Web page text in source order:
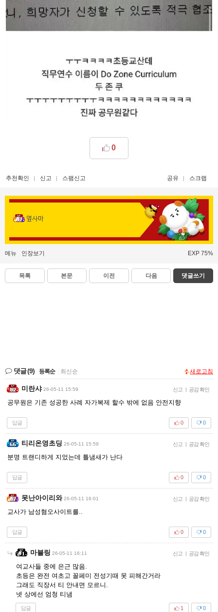
0
추천확인 신고 스팸신고 공유 스크랩
옆사마
메뉴 인장보기 EXP 75%
목록 본문 이전 다음 댓글쓰기
댓글(9) 등록순 최신순 새로고침
미란샤 26-05-11 15:59 신고 | 공감 확인
공무원은 기존 성공한 사례 자가복제 할수 밖에 없음 안전지향
답글 0
0
티리온영초딩 26-05-11 15:59 신고 | 공감 확인
분명 트랜디하게 지었는데 틀냄새가 난다
답글 0
0
못난아이리와 26-05-11 16:01 신고 | 공감 확인
교사가 남성혐오사이트를..
답글 0
0
마블링 26-05-11 16:11 신고 | 공감 확인
여교사들 중에 은근 많음.
초등은 완전 여초고 꼴페미 전성기때 못 피해간거라
그래도 직장서 티 안내면 모르니.
넷 상에선 엄청 티냄
답글 0
1